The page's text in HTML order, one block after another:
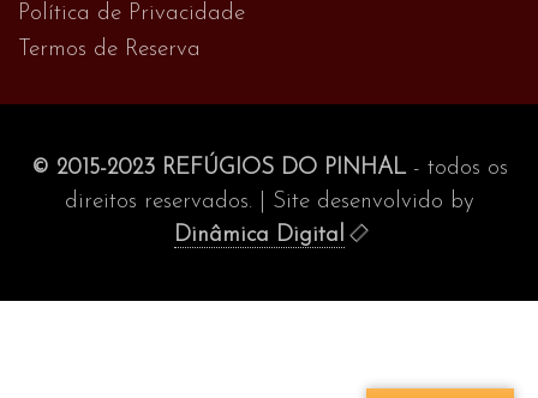
Política de Privacidade
Termos de Reserva
© 2015-2023 REFÚGIOS DO PINHAL- todos os
direitos reservados. | Site desenvolvido by
Dinâmica Digital